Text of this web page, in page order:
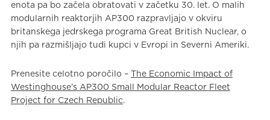
enota pa bo začela obratovati v začetku 30. let. O malih
modularnih reaktorjih AP300 razpravljajo v okviru
britanskega jedrskega programa Great British Nuclear, o
njih pa razmišljajo tudi kupci v Evropi in Severni Ameriki.
Prenesite celotno poročilo – The Economic Impact of
Westinghouse’s AP300 Small Modular Reactor Fleet
Project for Czech Republic.